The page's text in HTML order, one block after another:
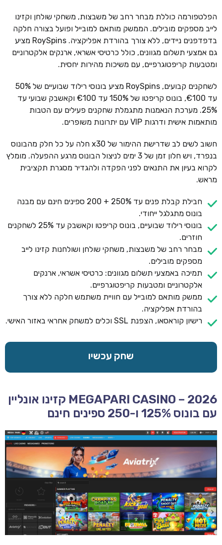
הפלטפורמה כוללת מבחר רחב של משבצות, משחקי שולחן וקזינו
לייב מספקים מובילים. הממשק מותאם למובייל ופועל בצורה חלקה
בדפדפנים ניידים, ללא צורך בהורדת אפליקציה. RoySpins מציע
גם אמצעי תשלום מגוונים, כולל כרטיסי אשראי, ארנקים אלקטרוניים
ומטבעות קריפטוגרפיים, עם משיכות מהירות יחסית.
לשחקנים קבועים, RoySpins מציע בונוסי רילוד שבועיים של 50%
עד €100, בונוס קריפטו של 150% עד €100 וקאשבק שבועי עד
25%. מערכת הנאמנות מתגמלת שחקנים פעילים עם הטבות
מותאמות אישית ודרגות VIP עם יתרונות משופרים.
חשוב לשים לב שדרישת ההימור של x30 חלה על כל חלק מהבונוס
בנפרד, ויש חלון זמן של 3 ימים לניצול הבונוס מרגע ההפעלה. מומלץ
לקרוא בעיון את התנאים לפני הפקדה ולהגדיר מסגרת תקציבית
מראש.
חבילת קבלת פנים עד 250% + 200 ספינים חינם עם מבנה
בונוס מתגלגל ייחודי.
בונוסי רילוד שבועיים, בונוס קריפטו וקאשבק עד 25% לשחקנים
חוזרים.
מבחר רחב של משבצות, משחקי שולחן ושולחנות קזינו לייב
מספקים מובילים.
תמיכה באמצעי תשלום מגוונים: כרטיסי אשראי, ארנקים
אלקטרוניים ומטבעות קריפטוגרפיים.
ממשק מותאם למובייל עם חוויית משתמש חלקה ללא צורך
בהורדת אפליקציה.
רישיון קוראסאו, הצפנת SSL וכלים למשחק אחראי באזור האישי.
שחק עכשיו
MEGAPARI CASINO – 2026 קזינו אונליין
עם בונוס 125% ו-250 ספינים חינם